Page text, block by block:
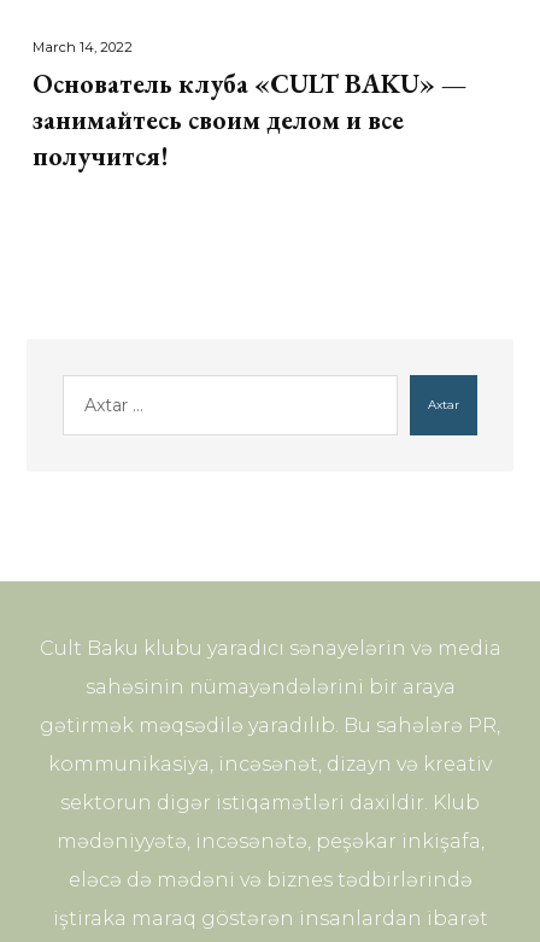
March 14, 2022
Основатель клуба «CULT BAKU» —
занимайтесь своим делом и все
получится!
Axtar
Cult Baku klubu yaradıcı sənayelərin və media
sahəsinin nümayəndələrini bir araya
gətirmək məqsədilə yaradılıb. Bu sahələrə PR,
kommunikasiya, incəsənət, dizayn və kreativ
sektorun digər istiqamətləri daxildir. Klub
mədəniyyətə, incəsənətə, peşəkar inkişafa,
eləcə də mədəni və biznes tədbirlərində
iştiraka maraq göstərən insanlardan ibarət